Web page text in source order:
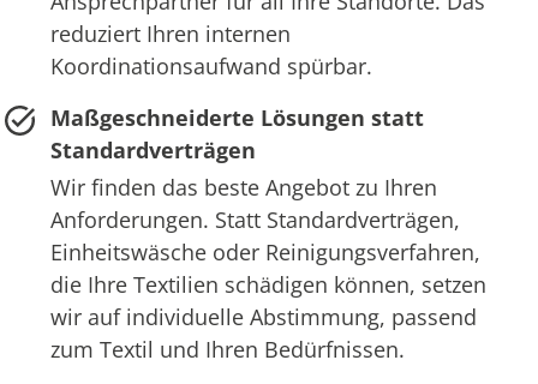
reduziert Ihren internen
Koordinationsaufwand spürbar.
Maßgeschneiderte Lösungen statt
Standardverträgen
Wir finden das beste Angebot zu Ihren
Anforderungen. Statt Standardverträgen,
Einheitswäsche oder Reinigungsverfahren,
die Ihre Textilien schädigen können, setzen
wir auf individuelle Abstimmung, passend
zum Textil und Ihren Bedürfnissen.